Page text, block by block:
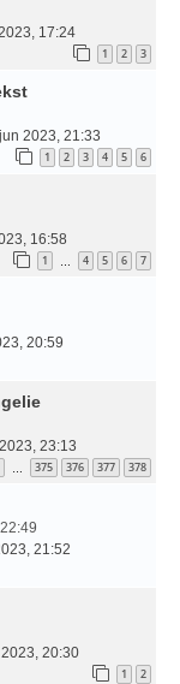
17:24
1 2 3
2023, 21:33
1 2 3 4 5 6
16:58
1 … 4 5 6 7
20:59
23:13
… 375 376 377 378
21:52
20:30
1 2